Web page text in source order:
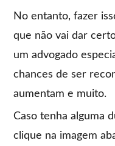
No entanto, fazer
que não vai dar
um advogado
chances de ser
aumentam e muito.
Caso tenha alguma
clique na imagem